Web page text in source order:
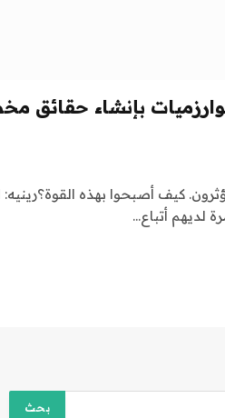
بإنشاء حقائق
كيف أصبحوا بهذه القوة؟رينيه:
لديهم أتباع…